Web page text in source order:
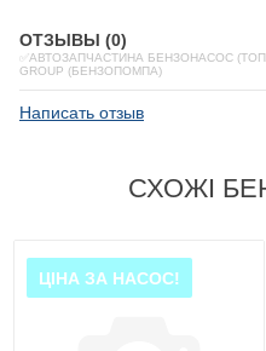
ОТЗЫВЫ (0)
✅АВТОЗАПЧАСТИНА БЕНЗОНАСОС
GROUP (БЕНЗОПОМПА)
Написать отзыв
СХОЖІ
ЦІНА ЗА НАСОС!